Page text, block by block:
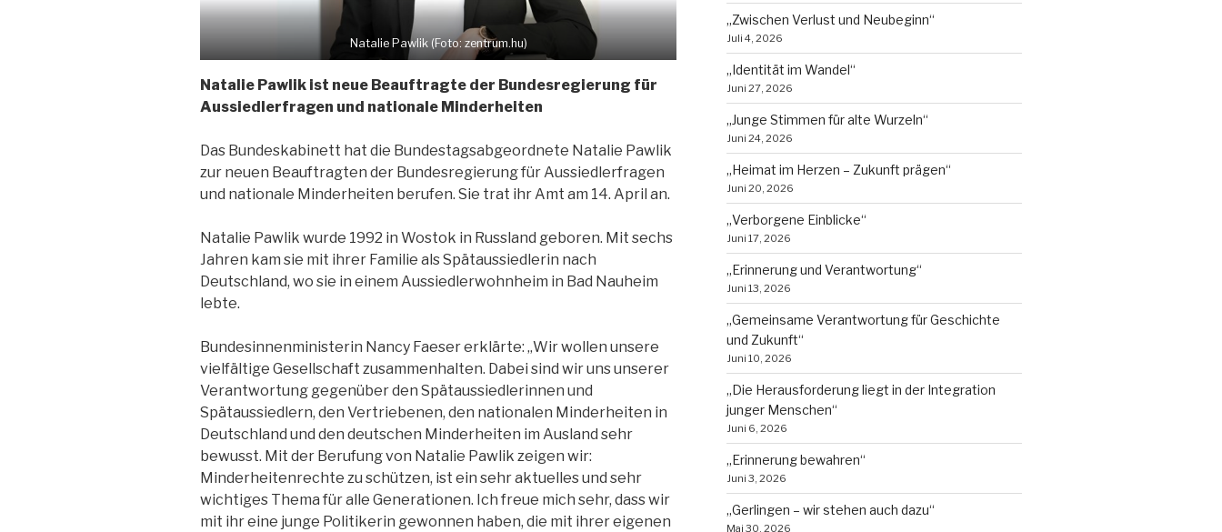
Natalie Pawlik (Foto: zentrum.hu)
Natalie Pawlik ist neue Beauftragte der Bundesregierung für
Aussiedlerfragen und nationale Minderheiten
Das Bundeskabinett hat die Bundestagsabgeordnete Natalie Pawlik
zur neuen Beauftragten der Bundesregierung für Aussiedlerfragen
und nationale Minderheiten berufen. Sie trat ihr Amt am 14. April an.
Natalie Pawlik wurde 1992 in Wostok in Russland geboren. Mit sechs
Jahren kam sie mit ihrer Familie als Spätaussiedlerin nach
Deutschland, wo sie in einem Aussiedlerwohnheim in Bad Nauheim
lebte.
Bundesinnenministerin Nancy Faeser erklärte: „Wir wollen unsere
vielfältige Gesellschaft zusammenhalten. Dabei sind wir uns unserer
Verantwortung gegenüber den Spätaussiedlerinnen und
Spätaussiedlern, den Vertriebenen, den nationalen Minderheiten in
Deutschland und den deutschen Minderheiten im Ausland sehr
bewusst. Mit der Berufung von Natalie Pawlik zeigen wir:
Minderheitenrechte zu schützen, ist ein sehr aktuelles und sehr
wichtiges Thema für alle Generationen. Ich freue mich sehr, dass wir
mit ihr eine junge Politikerin gewonnen haben, die mit ihrer eigenen
„Zwischen Verlust und Neubeginn“
Juli 4, 2026
„Identität im Wandel“
Juni 27, 2026
„Junge Stimmen für alte Wurzeln“
Juni 24, 2026
„Heimat im Herzen – Zukunft prägen“
Juni 20, 2026
„Verborgene Einblicke“
Juni 17, 2026
„Erinnerung und Verantwortung“
Juni 13, 2026
„Gemeinsame Verantwortung für Geschichte
und Zukunft“
Juni 10, 2026
„Die Herausforderung liegt in der Integration
junger Menschen“
Juni 6, 2026
„Erinnerung bewahren“
Juni 3, 2026
„Gerlingen – wir stehen auch dazu“
Mai 30, 2026